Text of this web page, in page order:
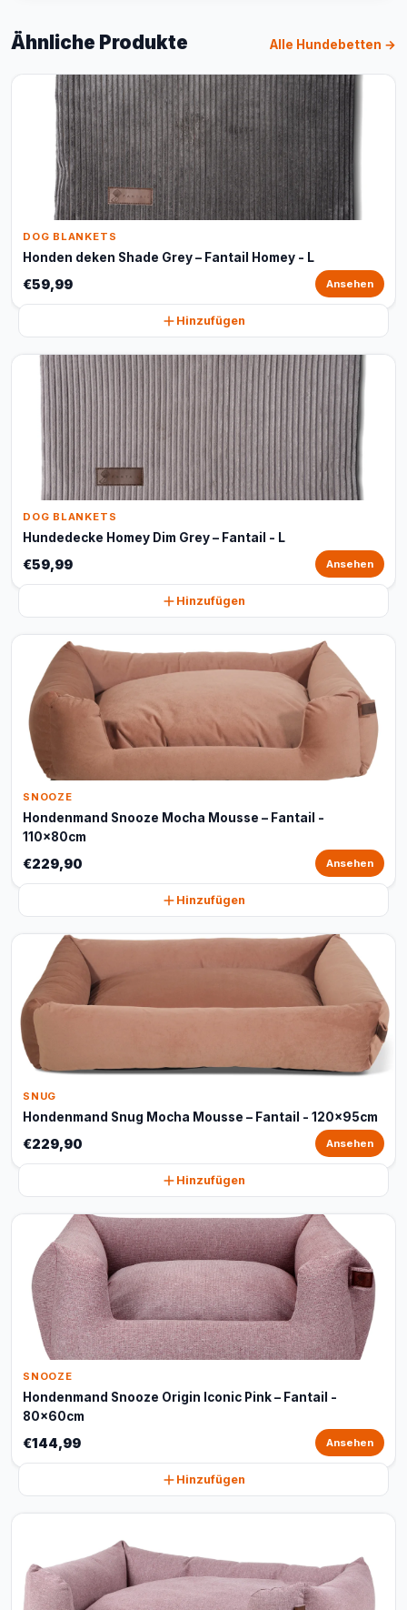
Ähnliche Produkte Alle Hundebetten →
DOG BLANKETS
Honden deken Shade Grey – Fantail Homey - L
€59,99 Ansehen
Hinzufügen
DOG BLANKETS
Hundedecke Homey Dim Grey – Fantail - L
€59,99 Ansehen
Hinzufügen
SNOOZE
Hondenmand Snooze Mocha Mousse – Fantail -
110x80cm
€229,90 Ansehen
Hinzufügen
SNUG
Hondenmand Snug Mocha Mousse – Fantail - 120x95cm
€229,90 Ansehen
Hinzufügen
SNOOZE
Hondenmand Snooze Origin Iconic Pink – Fantail -
80x60cm
€144,99 Ansehen
Hinzufügen